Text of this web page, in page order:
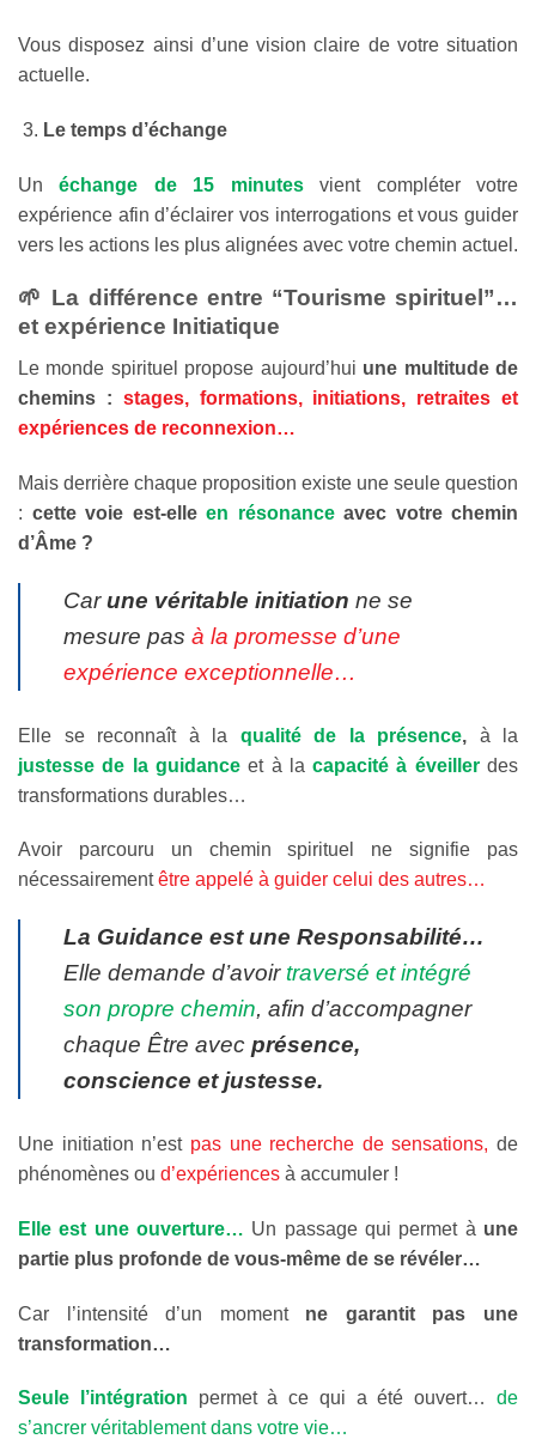
Vous disposez ainsi d’une vision claire de votre situation
actuelle.
Le temps d’échange
Unéchange de 15 minutesvient compléter votre
expérience afin d’éclairer vos interrogations et vous guider
vers les actions les plus alignées avec votre chemin actuel.
🌱 La différence entre “Tourisme spirituel”…
et expérience Initiatique
Le monde spirituel propose aujourd’hui une multitude de
chemins : stages, formations, initiations, retraites et
expériences de reconnexion…
Mais derrière chaque proposition existe une seule question
: cette voie est-elle en résonanceavec votre chemin
d’Âme ?
Carune véritable initiation ne se
mesure pas à la promesse d’une
expérience exceptionnelle…
Elle se reconnaît à la qualité de la présence, à la
justesse de la guidance et à lacapacité à éveiller des
transformations durables…
Avoir parcouru un chemin spirituel ne signifie pas
nécessairementêtre appelé à guider celui des autres…
La Guidance est une Responsabilité…
Elle demande d’avoirtraversé et intégré
son propre chemin, afin d’accompagner
chaque Être avec présence,
conscience et justesse.
Une initiation n’est pas une recherche de sensations, de
phénomènes ou d’expériences à accumuler !
Elle est une ouverture… Un passage qui permet à une
partie plus profonde de vous-même de se révéler…
Car l’intensité d’un moment ne garantit pas une
transformation…
Seule l’intégration permet à ce qui a été ouvert…de
s’ancrer véritablement dans votre vie…